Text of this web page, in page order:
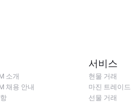
소개
채용 안내
서비스
현물 거래
마진 트레이드
선물 거래